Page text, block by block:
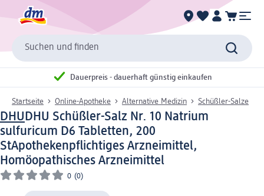
Suchen und finden
Dauerpreis - dauerhaft günstig einkaufen
Startseite Online-Apotheke Alternative Medizin Schüßler-Salze
DHUDHU Schüßler-Salz Nr. 10 Natrium
sulfuricum D6 Tabletten, 200
StApothekenpflichtiges Arzneimittel,
Homöopathisches Arzneimittel
0 (0)